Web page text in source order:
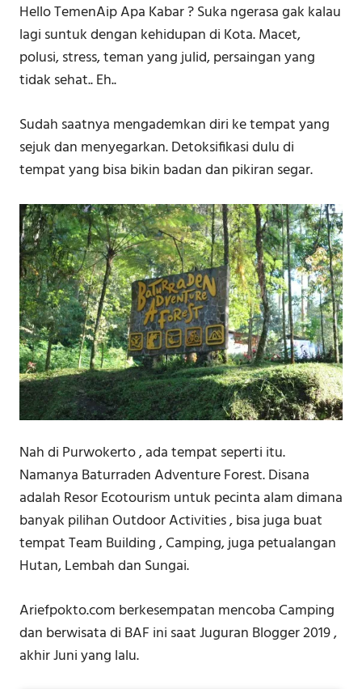
Hello TemenAip Apa Kabar ? Suka ngerasa gak kalau
lagi suntuk dengan kehidupan di Kota. Macet,
polusi, stress, teman yang julid, persaingan yang
tidak sehat.. Eh..
Sudah saatnya mengademkan diri ke tempat yang
sejuk dan menyegarkan. Detoksifikasi dulu di
tempat yang bisa bikin badan dan pikiran segar.
Nah di Purwokerto , ada tempat seperti itu.
Namanya Baturraden Adventure Forest. Disana
adalah Resor Ecotourism untuk pecinta alam dimana
banyak pilihan Outdoor Activities , bisa juga buat
tempat Team Building , Camping, juga petualangan
Hutan, Lembah dan Sungai.
Ariefpokto.com berkesempatan mencoba Camping
dan berwisata di BAF ini saat Juguran Blogger 2019 ,
akhir Juni yang lalu.